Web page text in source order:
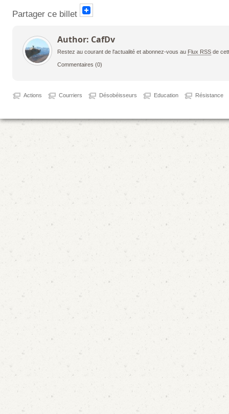
Partager ce billet
Author: CafDv
Restez au courant de l'actualité et abonnez-vous au Flux RSS de
Commentaires (0)
Actions Courriers Désobéisseurs Education Résistance